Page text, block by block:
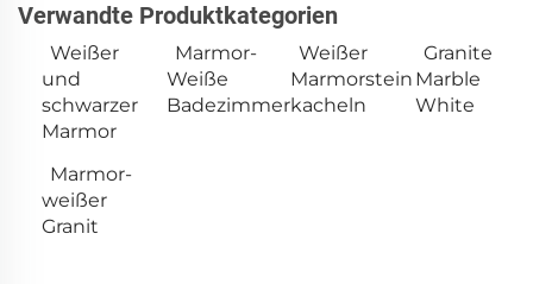
Verwandte Produktkategorien
Weißer
und
schwarzer
Marmor
Marmor-
Weiße
Badezimmerkacheln
Weißer
Marmorstein
Granite
Marble
White
Marmor-
weißer
Granit